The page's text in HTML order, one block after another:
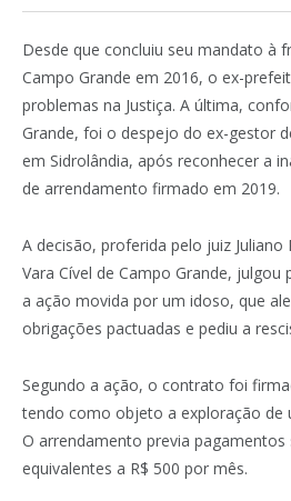
Desde que concluiu seu mandato à
Campo Grande em 2016, o ex-
problemas na Justiça. A última,
Grande, foi o despejo do ex-gestor
em Sidrolândia, após reconhecer a
de arrendamento firmado em 2019.
A decisão, proferida pelo juiz Juliano
Vara Cível de Campo Grande,
a ação movida por um idoso, que
obrigações pactuadas e pediu a
Segundo a ação, o contrato foi
tendo como objeto a exploração de
O arrendamento previa pagamentos
equivalentes a R$ 500 por mês.